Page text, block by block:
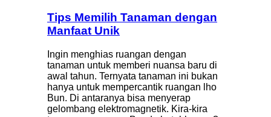
Tips Memilih Tanaman dengan
Manfaat Unik
Ingin menghias ruangan dengan
tanaman untuk memberi nuansa baru di
awal tahun. Ternyata tanaman ini bukan
hanya untuk mempercantik ruangan lho
Bun. Di antaranya bisa menyerap
gelombang elektromagnetik. Kira-kira